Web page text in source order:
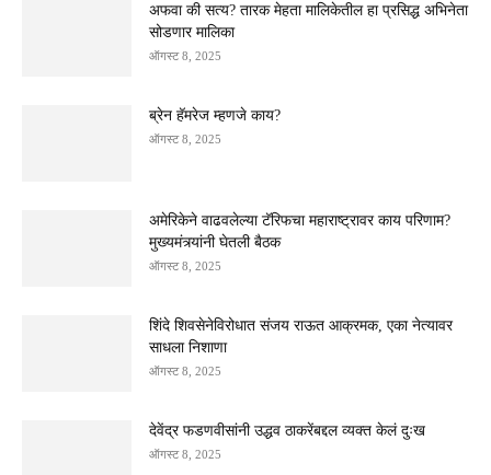
अफवा की सत्य? तारक मेहता मालिकेतील हा प्रसिद्ध अभिनेता
सोडणार मालिका
ऑगस्ट 8, 2025
ब्रेन हॅमरेज म्हणजे काय?
ऑगस्ट 8, 2025
अमेरिकेने वाढवलेल्या टॅरिफचा महाराष्ट्रावर काय परिणाम?
मुख्यमंत्र्यांनी घेतली बैठक
ऑगस्ट 8, 2025
शिंदे शिवसेनेविरोधात संजय राऊत आक्रमक, एका नेत्यावर
साधला निशाणा
ऑगस्ट 8, 2025
देवेंद्र फडणवीसांनी उद्धव ठाकरेंबद्दल व्यक्त केलं दुःख
ऑगस्ट 8, 2025